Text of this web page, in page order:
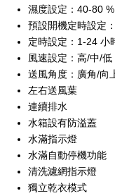
濕度設定：40-80
預設開機定時設定
定時設定：1-24 小
風速設定：高/中/低
送風角度：廣角/向
左右送風葉
連續排水
水箱設有防溢蓋
水滿指示燈
水滿自動停機功能
清洗濾網指示燈
獨立乾衣模式